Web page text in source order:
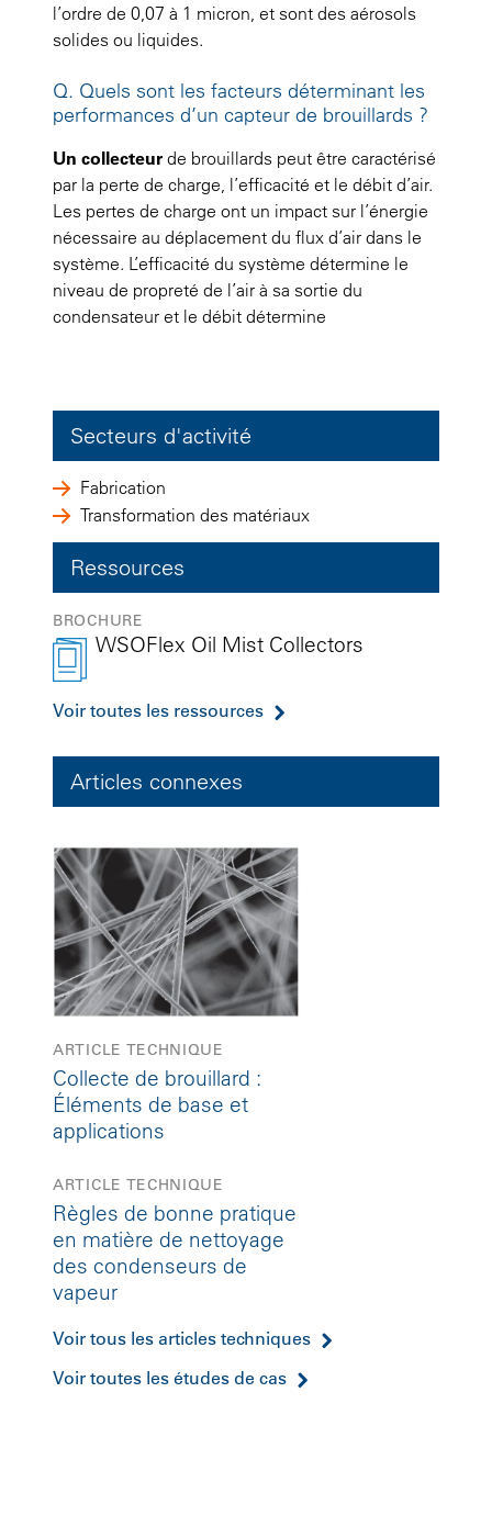
l’ordre de 0,07 à 1 micron, et sont des aérosols
solides ou liquides.
Q. Quels sont les facteurs déterminant les
performances d’un capteur de brouillards ?
Un collecteur de brouillards peut être caractérisé
par la perte de charge, l’efficacité et le débit d’air.
Les pertes de charge ont un impact sur l’énergie
nécessaire au déplacement du flux d’air dans le
système. L’efficacité du système détermine le
niveau de propreté de l’air à sa sortie du
condensateur et le débit détermine
Secteurs d'activité
Fabrication
Transformation des matériaux
Ressources
BROCHURE
WSOFlex Oil Mist Collectors
Voir toutes les ressources
Articles connexes
ARTICLE TECHNIQUE
Collecte de brouillard :
Éléments de base et
applications
ARTICLE TECHNIQUE
Règles de bonne pratique
en matière de nettoyage
des condenseurs de
vapeur
Voir tous les articles techniques
Voir toutes les études de cas